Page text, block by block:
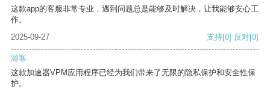
这款app的客服非常专业，遇到问题总是能够及时解决，让我能够安心工
作。
2025-09-27
支持[0] 反对[0]
游客
这款加速器VPM应用程序已经为我们带来了无限的隐私保护和安全性保
护。